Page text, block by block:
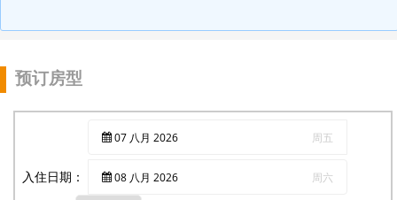
预订房型
入住日期：
07 八月 2026 周五
08 八月 2026 周六